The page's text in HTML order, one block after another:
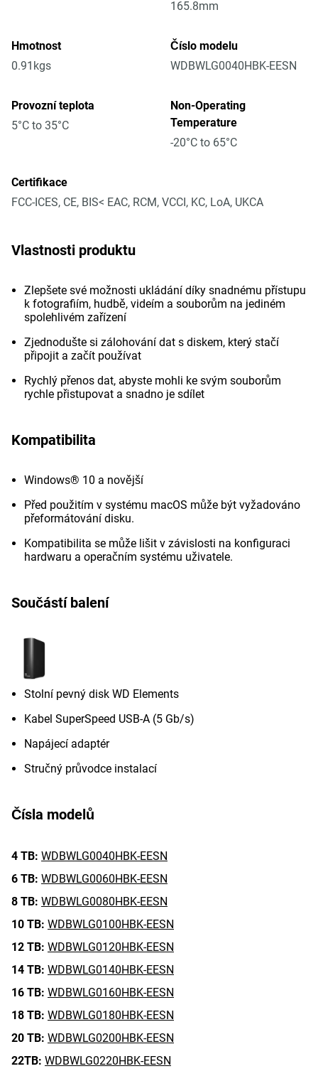
165.8mm
Hmotnost
0.91kgs
Číslo modelu
WDBWLG0040HBK-EESN
Provozní teplota
5°C to 35°C
Non-Operating
Temperature
-20°C to 65°C
Certifikace
FCC-ICES, CE, BIS< EAC, RCM, VCCI, KC, LoA, UKCA
Vlastnosti produktu
Zlepšete své možnosti ukládání díky snadnému přístupu
k fotografiím, hudbě, videím a souborům na jediném
spolehlivém zařízení
Zjednodušte si zálohování dat s diskem, který stačí
připojit a začít používat
Rychlý přenos dat, abyste mohli ke svým souborům
rychle přistupovat a snadno je sdílet
Kompatibilita
Windows® 10 a novější
Před použitím v systému macOS může být vyžadováno
přeformátování disku.
Kompatibilita se může lišit v závislosti na konfiguraci
hardwaru a operačním systému uživatele.
Součástí balení
Stolní pevný disk WD Elements
Kabel SuperSpeed USB-A (5 Gb/s)
Napájecí adaptér
Stručný průvodce instalací
Čísla modelů
4 TB: WDBWLG0040HBK-EESN
6 TB: WDBWLG0060HBK-EESN
8 TB: WDBWLG0080HBK-EESN
10 TB: WDBWLG0100HBK-EESN
12 TB: WDBWLG0120HBK-EESN
14 TB: WDBWLG0140HBK-EESN
16 TB: WDBWLG0160HBK-EESN
18 TB: WDBWLG0180HBK-EESN
20 TB: WDBWLG0200HBK-EESN
22TB: WDBWLG0220HBK-EESN